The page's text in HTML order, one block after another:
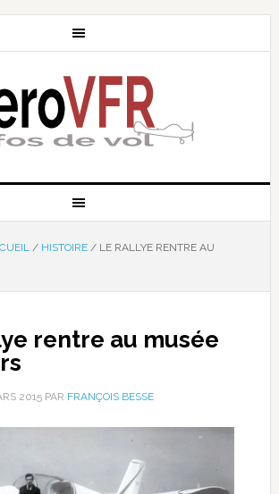
/ HISTOIRE /LE RALLYE RENTRE AU
rentre au musée
2015PAR FRANÇOIS BESSE